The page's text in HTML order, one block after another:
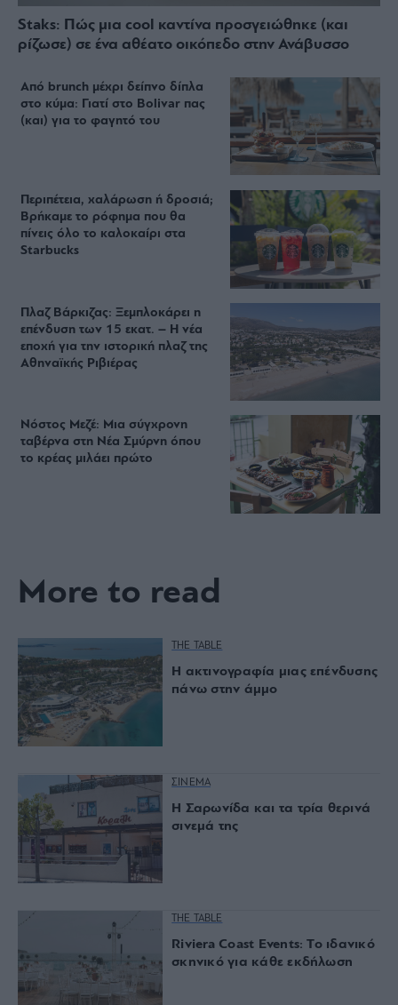
Staks: Πώς μια cool καντίνα προσγειώθηκε (και
ρίζωσε) σε ένα αθέατο οικόπεδο στην Ανάβυσσο
Από brunch μέχρι δείπνο δίπλα
στο κύμα: Γιατί στο Bolivar πας
(και) για το φαγητό του
Περιπέτεια, χαλάρωση ή δροσιά;
Βρήκαμε το ρόφημα που θα
πίνεις όλο το καλοκαίρι στα
Starbucks
Πλαζ Βάρκιζας: Ξεμπλοκάρει η
επένδυση των 15 εκατ. – Η νέα
εποχή για την ιστορική πλαζ της
Αθηναϊκής Ριβιέρας
Νόστος Μεζέ: Μια σύγχρονη
ταβέρνα στη Νέα Σμύρνη όπου
το κρέας μιλάει πρώτο
More to read
THE TABLE
Η ακτινογραφία μιας επένδυσης
πάνω στην άμμο
ΣΙΝΕΜΑ
Η Σαρωνίδα και τα τρία θερινά
σινεμά της
THE TABLE
Riviera Coast Events: Το ιδανικό
σκηνικό για κάθε εκδήλωση